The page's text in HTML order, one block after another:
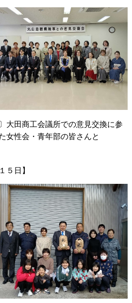
〕大田商工会議所での意見交換に参
女性会・青年部の皆さんと
５日】